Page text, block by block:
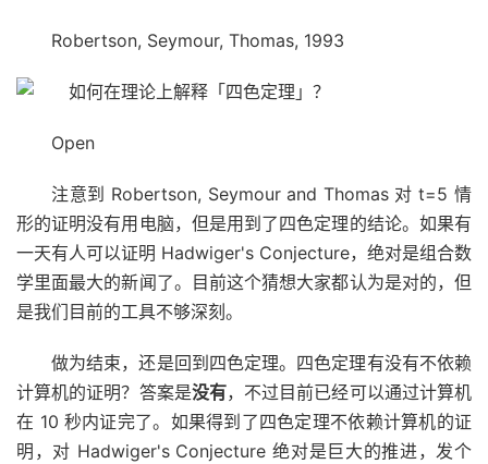
Robertson, Seymour, Thomas, 1993
Open
注意到 Robertson, Seymour and Thomas 对 t=5 情
形的证明没有用电脑，但是用到了四色定理的结论。如果有
一天有人可以证明 Hadwiger's Conjecture，绝对是组合数
学里面最大的新闻了。目前这个猜想大家都认为是对的，但
是我们目前的工具不够深刻。
做为结束，还是回到四色定理。四色定理有没有不依赖
计算机的证明？答案是没有，不过目前已经可以通过计算机
在 10 秒内证完了。如果得到了四色定理不依赖计算机的证
明，对 Hadwiger's Conjecture 绝对是巨大的推进，发个